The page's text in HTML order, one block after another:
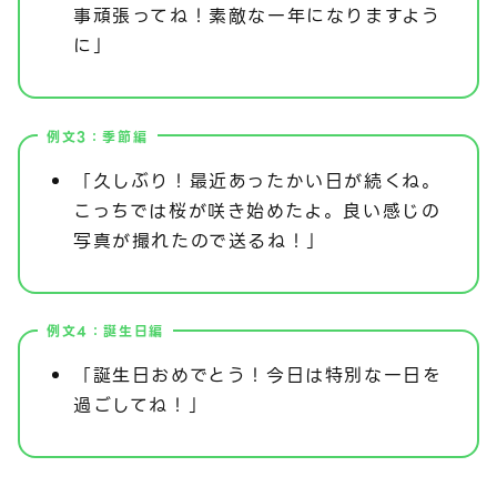
事頑張ってね！素敵な一年になりますよう
に」
例文3：季節編
「久しぶり！最近あったかい日が続くね。
こっちでは桜が咲き始めたよ。良い感じの
写真が撮れたので送るね！」
例文4：誕生日編
「誕生日おめでとう！今日は特別な一日を
過ごしてね！」